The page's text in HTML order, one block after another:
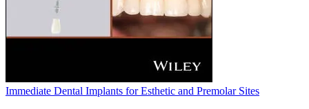
Immediate Dental Implants for Esthetic and Premolar Sites